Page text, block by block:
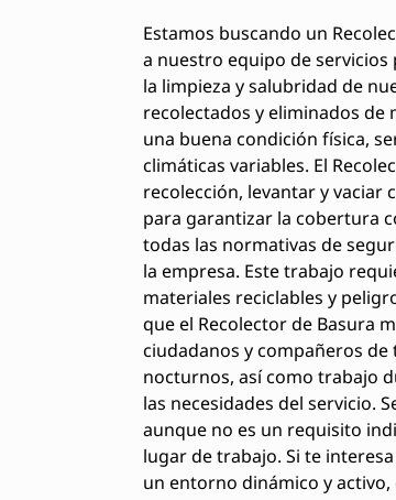
Estamos buscando un
a nuestro equipo de
la limpieza y salubridad de
recolectados y eliminados de
una buena condición física,
climáticas variables. El
recolección, levantar y vaciar
para garantizar la cobertura
todas las normativas de
la empresa. Este trabajo
materiales reciclables y
que el Recolector de Basura
ciudadanos y compañeros
nocturnos, así como trabajo
las necesidades del servicio.
aunque no es un requisito
lugar de trabajo. Si te
un entorno dinámico y